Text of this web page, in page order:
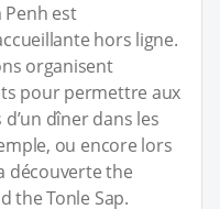
est
hors ligne.
organisent
pour permettre aux
dîner dans les
ou encore lors
découverte the
the Tonle Sap.